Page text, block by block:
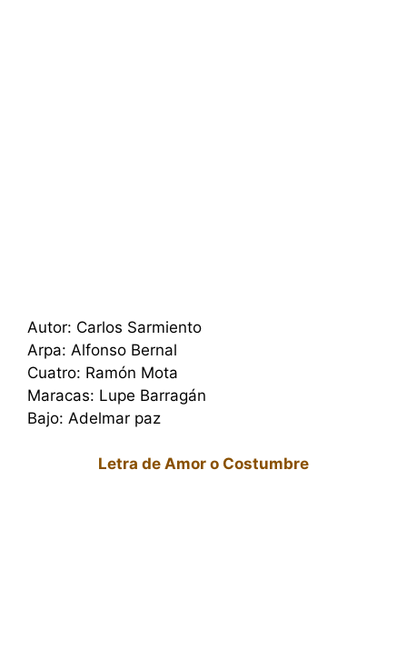
Autor: Carlos Sarmiento
Arpa: Alfonso Bernal
Cuatro: Ramón Mota
Maracas: Lupe Barragán
Bajo: Adelmar paz
Letra de Amor o Costumbre